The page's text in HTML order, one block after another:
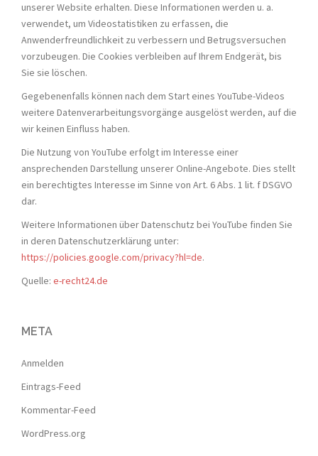
unserer Website erhalten. Diese Informationen werden u. a.
verwendet, um Videostatistiken zu erfassen, die
Anwenderfreundlichkeit zu verbessern und Betrugsversuchen
vorzubeugen. Die Cookies verbleiben auf Ihrem Endgerät, bis
Sie sie löschen.
Gegebenenfalls können nach dem Start eines YouTube-Videos
weitere Datenverarbeitungsvorgänge ausgelöst werden, auf die
wir keinen Einfluss haben.
Die Nutzung von YouTube erfolgt im Interesse einer
ansprechenden Darstellung unserer Online-Angebote. Dies stellt
ein berechtigtes Interesse im Sinne von Art. 6 Abs. 1 lit. f DSGVO
dar.
Weitere Informationen über Datenschutz bei YouTube finden Sie
in deren Datenschutzerklärung unter:
https://policies.google.com/privacy?hl=de.
Quelle: e-recht24.de
META
Anmelden
Eintrags-Feed
Kommentar-Feed
WordPress.org